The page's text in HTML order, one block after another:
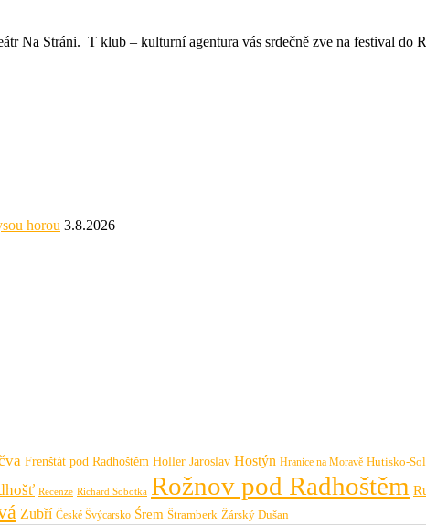
Na Stráni. T klub – kulturní agentura vás srdečně zve na festival do
horou 3.8.2026
Frenštát pod Radhoštěm Holler Jaroslav Hostýn Hranice na Moravě Hutisko-
Recenze Richard Sobotka Rožnov pod Radhoštěm
Zubří České Švýcarsko Śrem Štramberk Žárský Dušan